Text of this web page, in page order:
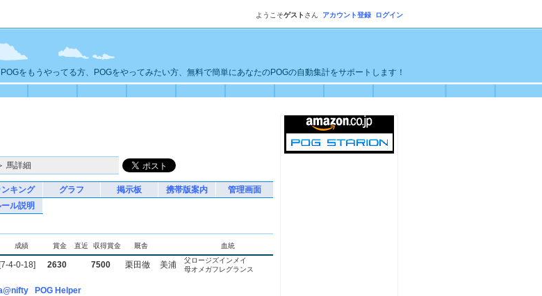
ようこそゲスト さん アカウント登録 ログイン
をもうやってる方、POGをやってみたい方、無料で簡単にあなたのPOGの自動集計をサポートします！
馬詳細
ンキング グラフ 掲示板 携帯版案内
管理画面
ル説明
成績 賞金 直近 収得賞金 厩舎 血統
[7-4-0-18] 2630 7500 栗田徹 美浦
父ロージズインメイ
母オメガフレグランス
POG Helper